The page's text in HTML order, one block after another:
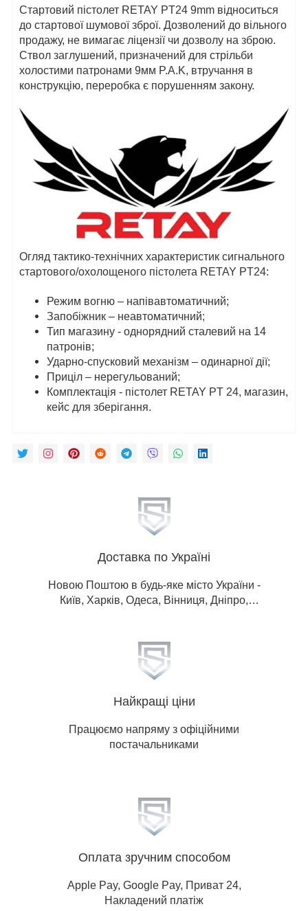
Стартовий пістолет RETAY PT24 9mm відноситься
до стартової шумової зброї. Дозволений до вільного
продажу, не вимагає ліцензії чи дозволу на зброю.
Ствол заглушений, призначений для стрільби
холостими патронами 9мм P.A.K, втручання в
конструкцію, переробка є порушенням закону.
Огляд тактико-технічних характеристик сигнального
стартового/охолощеного пістолета RETAY PT24:
Режим вогню – напівавтоматичний;
Запобіжник – неавтоматичний;
Тип магазину - однорядний сталевий на 14
патронів;
Ударно-спусковий механізм – одинарної дії;
Приціл – нерегульований;
Комплектація - пістолет RETAY PT 24, магазин,
кейс для зберігання.
Доставка по Україні
Новою Поштою в будь-яке місто України -
Київ, Харків, Одеса, Вінниця, Дніпро,
обл, Львів, Миколаїв, Полтава, Рівне,
Суми, Тернопіль, Ужгород, Херсон,
Хмельницький, Черкаси, Чернігів,
Найкращі ціни
Працюємо напряму з офіційними
постачальниками
Оплата зручним способом
Apple Pay, Google Pay, Приват 24,
Накладений платіж